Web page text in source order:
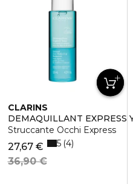
CLARINS
DEMAQUILLANT EXPRESS
Struccante Occhi Express
27,67 €
36,90 €
5 4